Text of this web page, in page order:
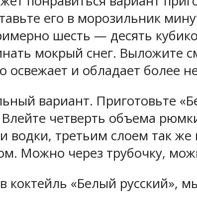
его в морозильник
шесть — десять
мокрый снег. Выложите
освежает и обладает более
вариант. Приготовьте
четверть объема
водки, третьим слоем так
Можно через трубочку,
коктейль «Белый русский»,